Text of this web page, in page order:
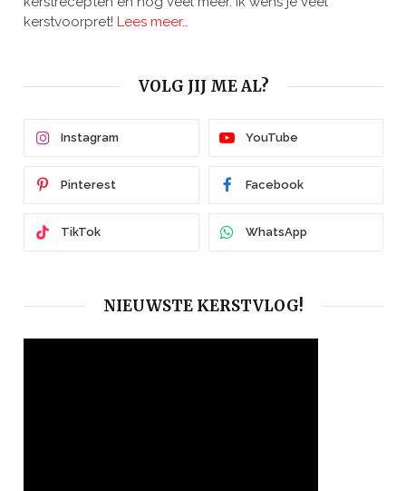
kerstvoorpret! Lees meer…
VOLG JIJ ME AL?
Instagram YouTube
Pinterest Facebook
TikTok WhatsApp
NIEUWSTE KERSTVLOG!